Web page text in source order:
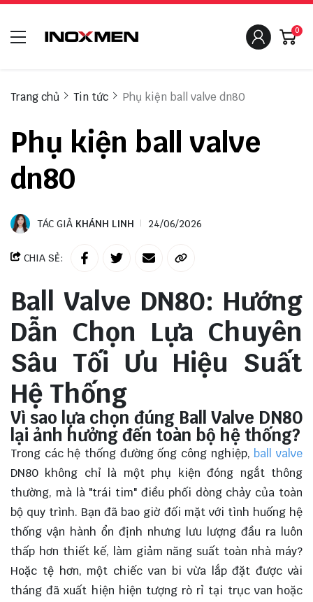
0
Trang chủ Tin tức Phụ kiện ball valve dn80
Phụ kiện ball valve
dn80
TÁC GIẢ KHÁNH LINH 24/06/2026
CHIA SẺ:
Ball Valve DN80: Hướng
Dẫn Chọn Lựa Chuyên
Sâu Tối Ưu Hiệu Suất
Hệ Thống
Vì sao lựa chọn đúng Ball Valve DN80
lại ảnh hưởng đến toàn bộ hệ thống?
Trong các hệ thống đường ống công nghiệp,ball valve
DN80 không chỉ là một phụ kiện đóng ngắt thông
thường, mà là "trái tim" điều phối dòng chảy của toàn
bộ quy trình. Bạn đã bao giờ đối mặt với tình huống hệ
thống vận hành ổn định nhưng lưu lượng đầu ra luôn
thấp hơn thiết kế, làm giảm năng suất toàn nhà máy?
Hoặc tệ hơn, một chiếc van bi vừa lắp đặt được vài
tháng đã xuất hiện hiện tượng rò rỉ tại trục van hoặc